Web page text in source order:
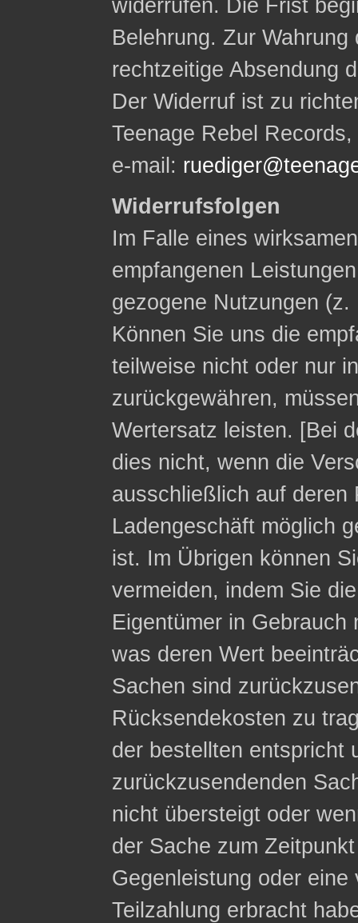
widerrufen. Die Frist
Belehrung. Zur
rechtzeitige Absendung
Der Widerruf ist zu
Teenage Rebel
e-mail:
Widerrufsfolgen
Im Falle eines
empfangenen
gezogene Nutzungen
Können Sie uns die
teilweise nicht oder nur
zurückgewähren,
Wertersatz leisten. [Bei
dies nicht, wenn die
ausschließlich auf deren
Ladengeschäft möglich
ist. Im Übrigen können
vermeiden, indem Sie
Eigentümer in
was deren Wert
Sachen sind
Rücksendekosten zu
der bestellten entspricht
zurückzusendenden
nicht übersteigt oder
der Sache zum
Gegenleistung oder
Teilzahlung erbracht